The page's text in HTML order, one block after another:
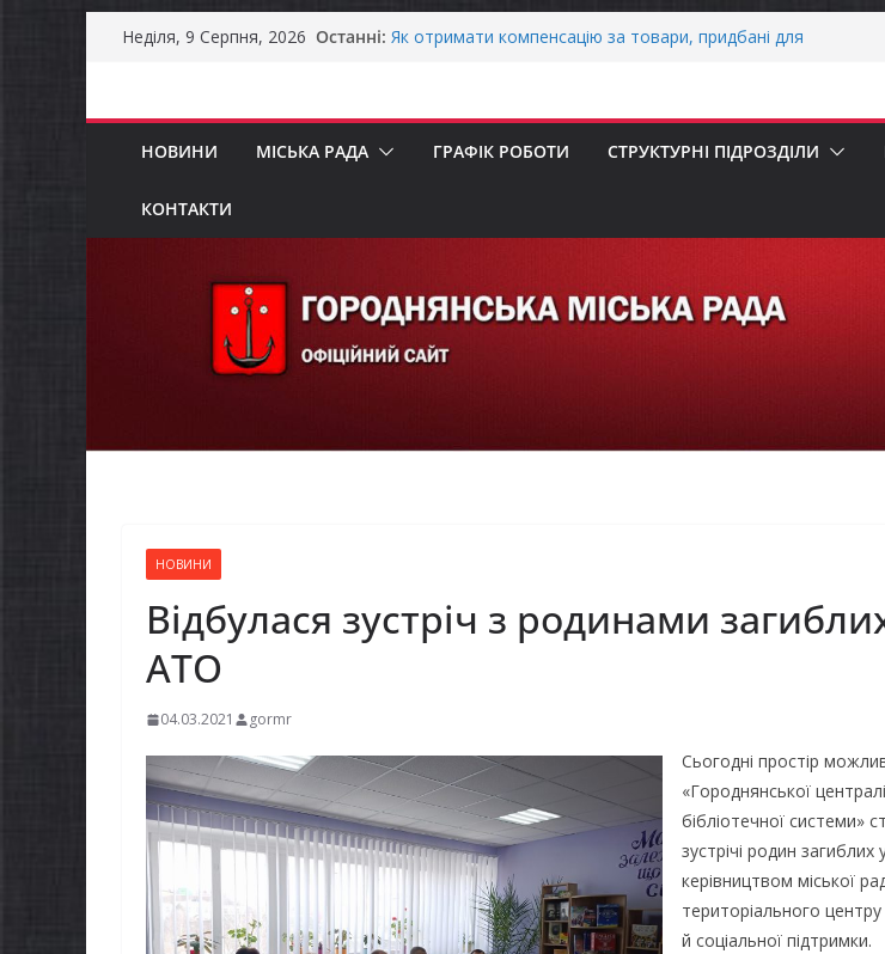
Перейти
Неділя, 9 Серпня, 2026 Останні:
ЗАГАЛЬНОНАЦІОНАЛЬНА ХВИЛИНА МОВЧАННЯ
Як отримати компенсацію за товари, придбані для
Захищай небо Чернігівщини!
НОВИНИ МІСЬКА РАДА ГРАФІК РОБОТИ СТРУКТУРНІ ПІДРОЗДІЛИ
КОНТАКТИ
НОВИНИ
Відбулася зустріч з родинами
АТО
04.03.2021 gormr
Сьогодні простір
«Городнянської
бібліотечної системи»
зустрічі родин загиблих
керівництвом міської
територіального
й соціальної підтримки.